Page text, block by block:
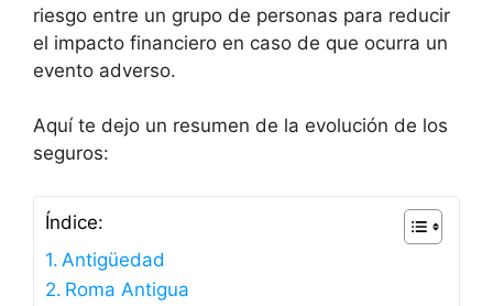
riesgo entre un grupo de personas para reducir
el impacto financiero en caso de que ocurra un
evento adverso.
Aquí te dejo un resumen de la evolución de los
seguros:
Índice:
Antigüedad
Roma Antigua